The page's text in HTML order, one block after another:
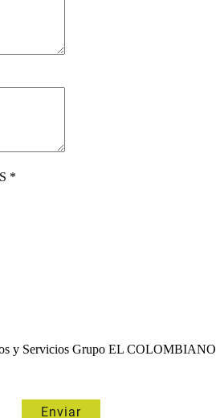
*
y Servicios Grupo EL COLOMBIANO